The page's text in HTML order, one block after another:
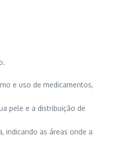
e uso de medicamentos,
pele e a distribuição de
indicando as áreas onde a